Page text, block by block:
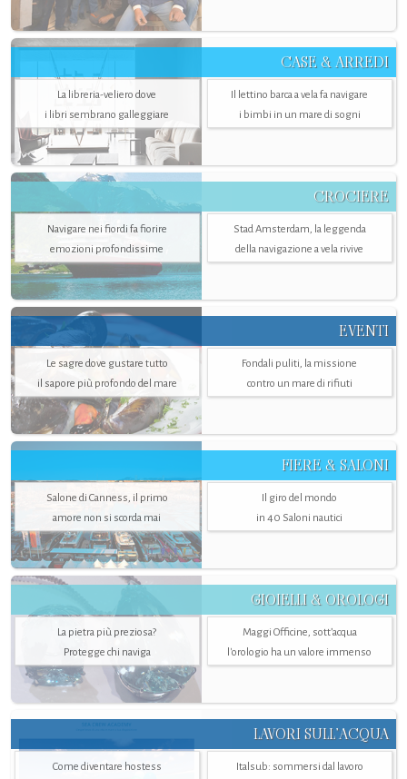
CASE & ARREDI
La libreria-veliero dove
i libri sembrano galleggiare
Il lettino barca a vela fa navigare
i bimbi in un mare di sogni
CROCIERE
Navigare nei fiordi fa fiorire
emozioni profondissime
Stad Amsterdam, la leggenda
della navigazione a vela rivive
EVENTI
Le sagre dove gustare tutto
il sapore più profondo del mare
Fondali puliti, la missione
contro un mare di rifiuti
FIERE & SALONI
Salone di Canness, il primo
amore non si scorda mai
Il giro del mondo
in 40 Saloni nautici
GIOIELLI & OROLOGI
La pietra più preziosa?
Protegge chi naviga
Maggi Officine, sott’acqua
l'orologio ha un valore immenso
LAVORI SULL’ACQUA
Come diventare hostess
Italsub: sommersi dal lavoro